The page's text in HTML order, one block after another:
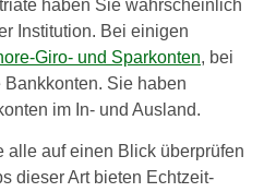
haben Sie wahrscheinlich
Institution. Bei einigen
Giro- und Sparkonten, bei
Sie haben
im In- und Ausland.
alle auf einen Blick überprüfen
dieser Art bieten Echtzeit-